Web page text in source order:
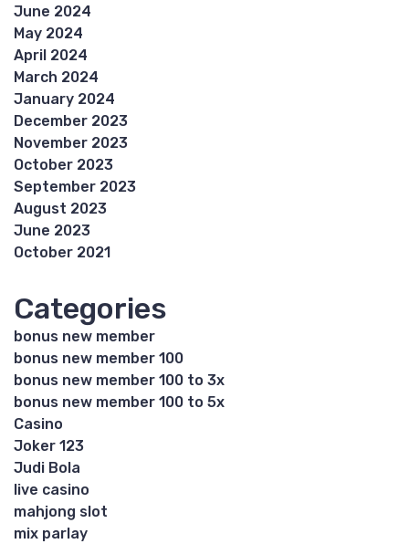
June 2024
May 2024
April 2024
March 2024
January 2024
December 2023
November 2023
October 2023
September 2023
August 2023
June 2023
October 2021
Categories
bonus new member
bonus new member 100
bonus new member 100 to 3x
bonus new member 100 to 5x
Casino
Joker 123
Judi Bola
live casino
mahjong slot
mix parlay